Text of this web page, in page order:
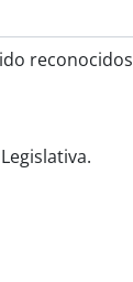
reconocidos